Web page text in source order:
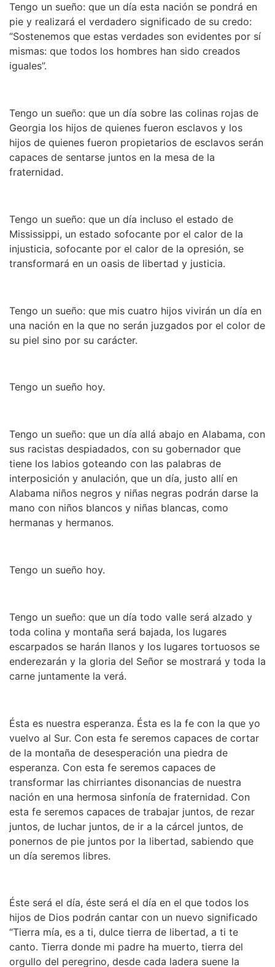
Tengo un sueño: que un día esta nación se pondrá en
pie y realizará el verdadero significado de su credo:
“Sostenemos que estas verdades son evidentes por sí
mismas: que todos los hombres han sido creados
iguales”.
Tengo un sueño: que un día sobre las colinas rojas de
Georgia los hijos de quienes fueron esclavos y los
hijos de quienes fueron propietarios de esclavos serán
capaces de sentarse juntos en la mesa de la
fraternidad.
Tengo un sueño: que un día incluso el estado de
Mississippi, un estado sofocante por el calor de la
injusticia, sofocante por el calor de la opresión, se
transformará en un oasis de libertad y justicia.
Tengo un sueño: que mis cuatro hijos vivirán un día en
una nación en la que no serán juzgados por el color de
su piel sino por su carácter.
Tengo un sueño hoy.
Tengo un sueño: que un día allá abajo en Alabama, con
sus racistas despiadados, con su gobernador que
tiene los labios goteando con las palabras de
interposición y anulación, que un día, justo allí en
Alabama niños negros y niñas negras podrán darse la
mano con niños blancos y niñas blancas, como
hermanas y hermanos.
Tengo un sueño hoy.
Tengo un sueño: que un día todo valle será alzado y
toda colina y montaña será bajada, los lugares
escarpados se harán llanos y los lugares tortuosos se
enderezarán y la gloria del Señor se mostrará y toda la
carne juntamente la verá.
Ésta es nuestra esperanza. Ésta es la fe con la que yo
vuelvo al Sur. Con esta fe seremos capaces de cortar
de la montaña de desesperación una piedra de
esperanza. Con esta fe seremos capaces de
transformar las chirriantes disonancias de nuestra
nación en una hermosa sinfonía de fraternidad. Con
esta fe seremos capaces de trabajar juntos, de rezar
juntos, de luchar juntos, de ir a la cárcel juntos, de
ponernos de pie juntos por la libertad, sabiendo que
un día seremos libres.
Éste será el día, éste será el día en el que todos los
hijos de Dios podrán cantar con un nuevo significado
“Tierra mía, es a ti, dulce tierra de libertad, a ti te
canto. Tierra donde mi padre ha muerto, tierra del
orgullo del peregrino, desde cada ladera suene la